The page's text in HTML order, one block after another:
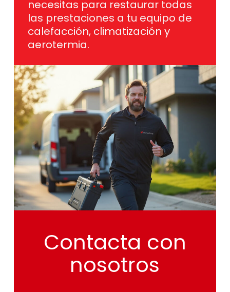
necesitas para restaurar todas
las prestaciones a tu equipo de
calefacción, climatización y
aerotermia.
Contacta con
nosotros